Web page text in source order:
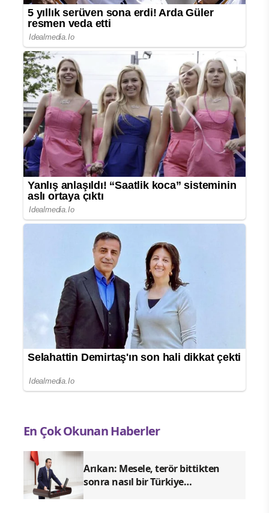
En Çok Okunan Haberler
Arıkan: Mesele, terör bittikten
sonra nasıl bir Türkiye